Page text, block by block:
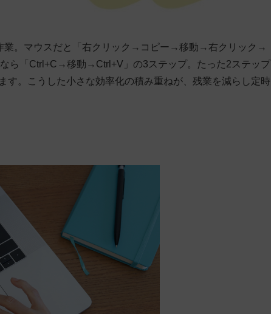
業。マウスだと「右クリック→コピー→移動→右クリック→
ら「Ctrl+C→移動→Ctrl+V」の3ステップ。たった2ステップ
す。こうした小さな効率化の積み重ねが、残業を減らし定時